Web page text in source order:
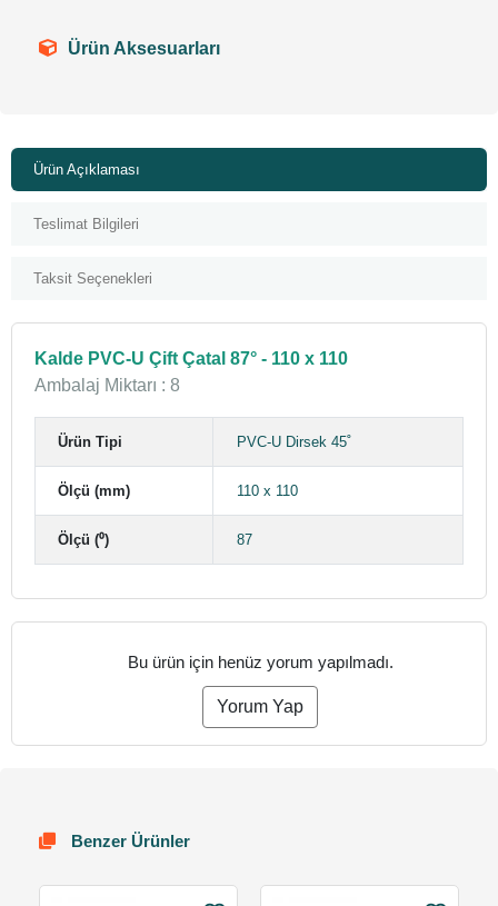
Ürün Aksesuarları
Ürün Açıklaması
Teslimat Bilgileri
Taksit Seçenekleri
Kalde PVC-U Çift Çatal 87° - 110 x 110
Ambalaj Miktarı : 8
Ürün Tipi PVC-U Dirsek 45˚
Ölçü (mm) 110 x 110
Ölçü (⁰) 87
Bu ürün için henüz yorum yapılmadı.
Yorum Yap
Benzer Ürünler